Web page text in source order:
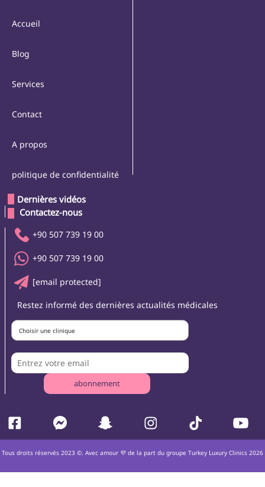
Accueil
Blog
Services
Contact
A propos
politique de confidentialité
Dernières vidéos
Contactez-nous
+90 507 739 19 00
+90 507 739 19 00
[email protected]
Restez informé des dernières actualités médicales
Choisir une clinique
abonnement
Tous droits réservés 2023 ©. Avec amour 💜 de la part du groupe Turkey Luxury Clinics 2026